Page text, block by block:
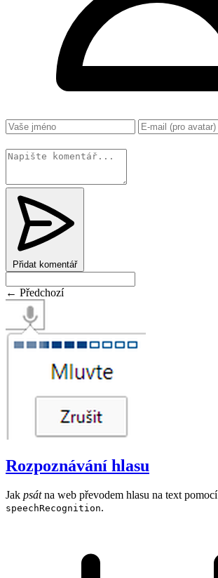
Přidat komentář
← Předchozí
Rozpoznávání hlasu
Jak psátna web převodem hlasu na text pomocí
speechRecognition.